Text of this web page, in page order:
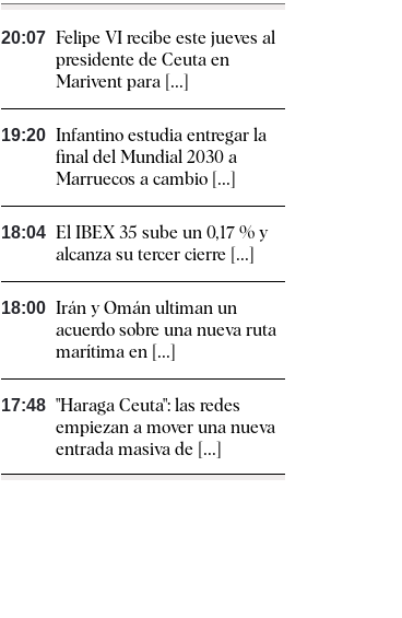
20:07 Felipe VI recibe este jueves al
presidente de Ceuta en
Marivent para [...]
19:20 Infantino estudia entregar la
final del Mundial 2030 a
Marruecos a cambio [...]
18:04 El IBEX 35 sube un 0,17 % y
alcanza su tercer cierre [...]
18:00 Irán y Omán ultiman un
acuerdo sobre una nueva ruta
marítima en [...]
17:48 "Haraga Ceuta": las redes
empiezan a mover una nueva
entrada masiva de [...]